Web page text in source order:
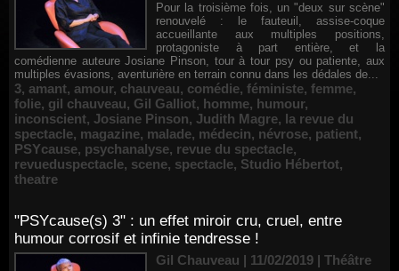
Pour la troisième fois, un "deux sur scène"
renouvelé : le fauteuil, assise-coque
accueillante aux multiples positions,
protagoniste à part entière, et la
comédienne auteure Josiane Pinson, tour à tour psy ou patiente, aux
multiples évasions, aventurière en terrain connu dans les dédales de...
3, amant, amour, chauveau, comédie, féministe, femme,
folie, gil chauveau, Gil Galliot, homme, humour,
inconscient, Josiane Pinson, Judith Magre, la revue du
spectacle, magazine, malade, médecin, névrose, patient,
PSYcause, psychanalyse, revue du spectacle,
revueduspectacle, scene, spectacle, Studio Hébertot,
theatre
"PSYcause(s) 3" : un effet miroir cru, cruel, entre
humour corrosif et infinie tendresse !
Gil Chauveau | 11/02/2019 | Théâtre